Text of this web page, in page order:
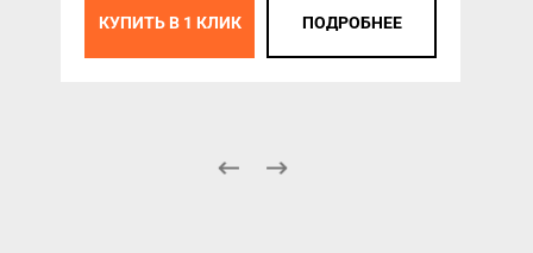
КУПИТЬ В 1 КЛИК ПОДРОБНЕЕ